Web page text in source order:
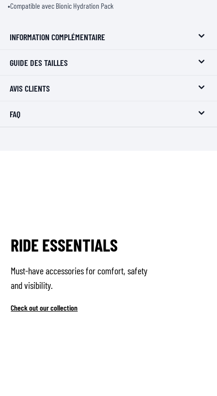
•Compatible avec Bionic Hydration Pack
INFORMATION COMPLÉMENTAIRE
GUIDE DES TAILLES
AVIS CLIENTS
FAQ
RIDE ESSENTIALS
Must-have accessories for comfort, safety
and visibility.
Check out our collection